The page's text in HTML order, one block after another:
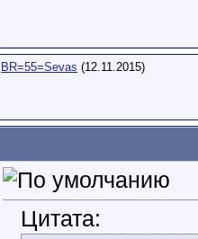
BR=55=Sevas (12.11.2015)
Цитата: